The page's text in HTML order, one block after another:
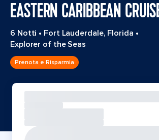
EASTERN CARIBBEAN
6 Notti • Fort Lauderdale, Florida •
Explorer of the Seas
Prenota e Risparmia